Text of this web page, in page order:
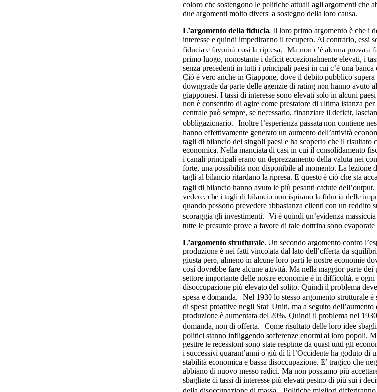
coloro che sostengono le politiche attuali agli argomenti che
due argomenti molto diversi a sostegno della loro causa.
L’argomento della fiducia. Il loro primo argomento è che i
interesse e quindi impediranno il recupero. Al contrario, essi
fiducia e favorirà così la ripresa. Ma non c’è alcuna prova a
primo luogo, nonostante i deficit eccezionalmente elevati, i
senza precedenti in tutti i principali paesi in cui c’è una
Ciò è vero anche in Giappone, dove il debito pubblico
downgrade da parte delle agenzie di rating non hanno avuto
giapponesi. I tassi di interesse sono elevati solo in alcuni
non è consentito di agire come prestatore di ultima istanza
centrale può sempre, se necessario, finanziare il deficit,
obbligazionario. Inoltre l’esperienza passata non contiene
hanno effettivamente generato un aumento dell’attività
tagli di bilancio dei singoli paesi e ha scoperto che il risultato
economica. Nella manciata di casi in cui il consolidamento
i canali principali erano un deprezzamento della valuta nei
forte, una possibilità non disponibile al momento. La lezione
tagli al bilancio ritardano la ripresa. E questo è ciò che sta
tagli di bilancio hanno avuto le più pesanti cadute
vedere, che i tagli di bilancio non ispirano la fiducia delle
quando possono prevedere abbastanza clienti con un reddito
scoraggia gli investimenti. Vi è quindi un’evidenza
tutte le presunte prove a favore di tale dottrina sono
L’argomento strutturale. Un secondo argomento contro
produzione è nei fatti vincolata dal lato dell’offerta da
giusta però, almeno in alcune loro parti le nostre economie
così dovrebbe fare alcune attività. Ma nella maggior parte dei
settore importante delle nostre economie è in difficoltà, e ogni
disoccupazione più elevato del solito. Quindi il problema deve
spesa e domanda. Nel 1930 lo stesso argomento strutturale
di spesa proattive negli Stati Uniti, ma a seguito
produzione è aumentata del 20%. Quindi il problema nel
domanda, non di offerta. Come risultato delle loro idee
politici stanno infliggendo sofferenze enormi ai loro popoli.
gestire le recessioni sono state respinte da quasi tutti gli
i successivi quarant’anni o giù di lì l’Occidente ha goduto di
stabilità economica e bassa disoccupazione. E’ tragico che
abbiano di nuovo messo radici. Ma non possiamo più
sbagliate di tassi di interesse più elevati pesino di più sui i
della disoccupazione di massa. Politiche migliori differiranno